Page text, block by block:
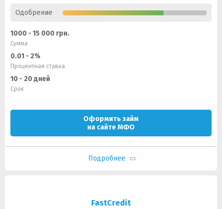
Одобрение
1000 - 15 000 грн.
Сумма
0.01 - 2%
Процентная ставка
10 - 20 дней
Срок
Оформить займ
на сайте МФО
Подробнее
FastCredit